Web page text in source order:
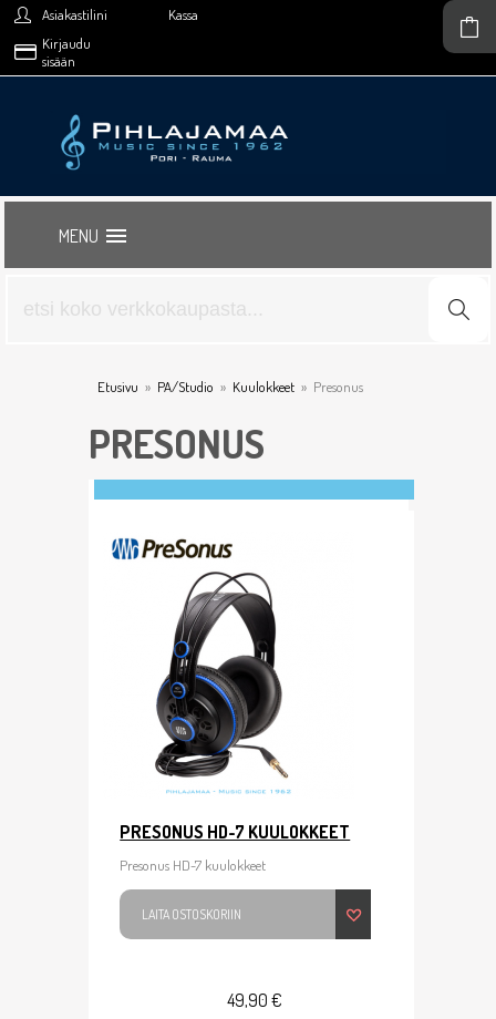
Asiakastilini
Kassa
Kirjaudu
sisään
MENU
Etusivu » PA/Studio » Kuulokkeet » Presonus
PRESONUS
PRESONUS HD-7 KUULOKKEET
Presonus HD-7 kuulokkeet
LAITA OSTOSKORIIN
49,90 €